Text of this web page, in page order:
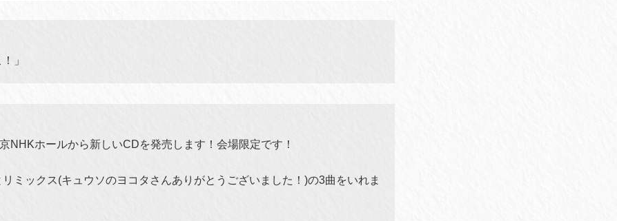
」
NHKホールから新しいCDを発売します！会場限定です！
ミックス(キュウソのヨコタさんありがとうございました！)の3曲をいれま